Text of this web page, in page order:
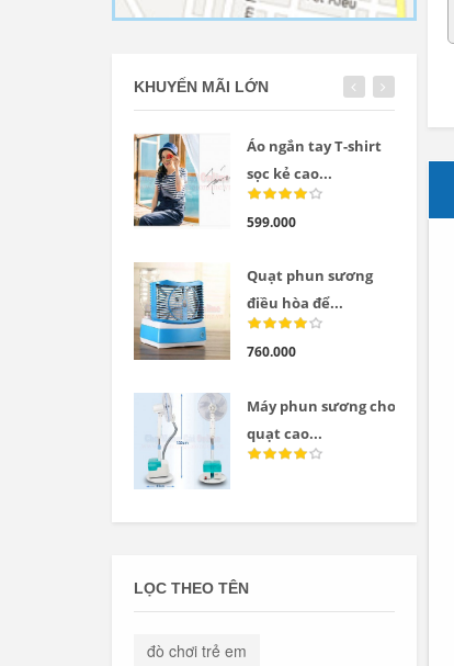
KHUYẾN MÃI LỚN
Áo ngắn tay T-shirt
sọc kẻ cao...
599.000
Quạt phun sương
điều hòa để...
760.000
Máy phun sương cho
quạt cao...
LỌC THEO TÊN
đò chơi trẻ em